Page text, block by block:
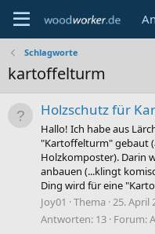
Schlagworte
kartoffelturm
Holzschutz für
Hallo! Ich habe aus
"Kartoffelturm" gebaut
Holzkomposter). Darin
anbauen (...klingt
Ding wird für eine
Joy01
Thema 25. April
Antworten: 13 Forum: